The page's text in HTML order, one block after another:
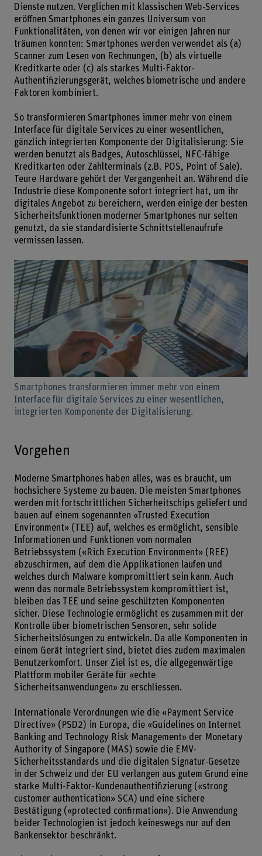
Dienste nutzen. Verglichen mit klassischen Web-Services
eröffnen Smartphones ein ganzes Universum von
Funktionalitäten, von denen wir vor einigen Jahren nur
träumen konnten: Smartphones werden verwendet als (a)
Scanner zum Lesen von Rechnungen, (b) als virtuelle
Kreditkarte oder (c) als starkes Multi-Faktor-
Authentifizierungsgerät, welches biometrische und andere
Faktoren kombiniert.
So transformieren Smartphones immer mehr von einem
Interface für digitale Services zu einer wesentlichen,
gänzlich integrierten Komponente der Digitalisierung: Sie
werden benutzt als Badges, Autoschlüssel, NFC-fähige
Kreditkarten oder Zahlterminals (z.B. POS, Point of Sale).
Teure Hardware gehört der Vergangenheit an. Während die
Industrie diese Komponente sofort integriert hat, um ihr
digitales Angebot zu bereichern, werden einige der besten
Sicherheitsfunktionen moderner Smartphones nur selten
genutzt, da sie standardisierte Schnittstellenaufrufe
vermissen lassen.
Smartphones transformieren immer mehr von einem
Interface für digitale Services zu einer wesentlichen,
integrierten Komponente der Digitalisierung.
Vorgehen
Moderne Smartphones haben alles, was es braucht, um
hochsichere Systeme zu bauen. Die meisten Smartphones
werden mit fortschrittlichen Sicherheitschips geliefert und
bauen auf einem sogenannten «Trusted Execution
Environment» (TEE) auf, welches es ermöglicht, sensible
Informationen und Funktionen vom normalen
Betriebssystem («Rich Execution Environment» (REE)
abzuschirmen, auf dem die Applikationen laufen und
welches durch Malware kompromittiert sein kann. Auch
wenn das normale Betriebssystem kompromittiert ist,
bleiben das TEE und seine geschützten Komponenten
sicher. Diese Technologie ermöglicht es zusammen mit der
Kontrolle über biometrischen Sensoren, sehr solide
Sicherheitslösungen zu entwickeln. Da alle Komponenten in
einem Gerät integriert sind, bietet dies zudem maximalen
Benutzerkomfort. Unser Ziel ist es, die allgegenwärtige
Plattform mobiler Geräte für «echte
Sicherheitsanwendungen» zu erschliessen.
Internationale Verordnungen wie die «Payment Service
Directive» (PSD2) in Europa, die «Guidelines on Internet
Banking and Technology Risk Management» der Monetary
Authority of Singapore (MAS) sowie die EMV-
Sicherheitsstandards und die digitalen Signatur-Gesetze
in der Schweiz und der EU verlangen aus gutem Grund eine
starke Multi-Faktor-Kundenauthentifizierung («strong
customer authentication» SCA) und eine sichere
Bestätigung («protected confirmation»). Die Anwendung
beider Technologien ist jedoch keineswegs nur auf den
Bankensektor beschränkt.